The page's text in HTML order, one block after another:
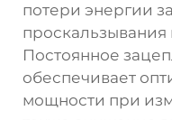
потери энергии
проскальзывания
Постоянное
обеспечивает
мощности при